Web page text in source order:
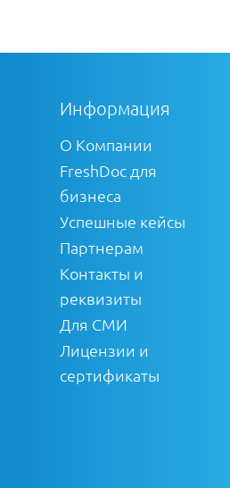
Информация
О Компании
FreshDoc для
бизнеса
Успешные кейсы
Партнерам
Контакты и
реквизиты
Для СМИ
Лицензии и
сертификаты